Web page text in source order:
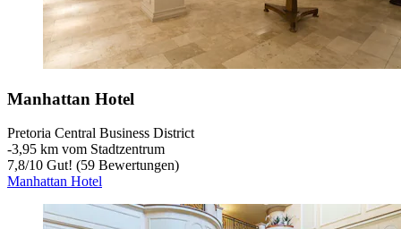
Manhattan Hotel
Pretoria Central Business District
‐3,95 km vom Stadtzentrum
7,8/10 Gut! (59 Bewertungen)
Manhattan Hotel